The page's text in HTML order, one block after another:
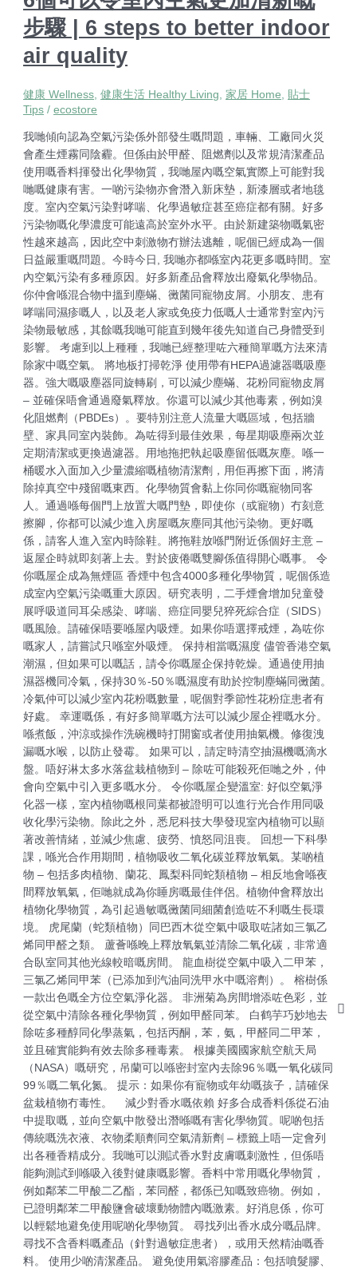
步驟 | 6 steps to better indoor
air quality
健康 Wellness,健康生活 Healthy Living,家居 Home, 貼士
Tips /ecostore
我哋傾向認為空氣污染係外部發生嘅問題，車輛、工廠同火災
會產生煙霧同陰霾。但係由於甲醛、阻燃劑以及常規清潔產品
使用嘅香料揮發出化學物質，我哋屋內嘅空氣實際上可能對我
哋嘅健康有害。一啲污染物亦會潛入新床墊，新漆層或者地毯
度。室內空氣污染對哮喘、化學過敏症甚至癌症都有關。好多
污染物嘅化學濃度可能遠高於室外水平。由於新建築物嘅氣密
性越來越高，因此空中刺激物冇辦法逃離，呢個已經成為一個
日益嚴重嘅問題。今時今日, 我哋亦都喺室內花更多嘅時間。室
內空氣污染有多種原因。好多新產品會釋放出廢氣化學物品。
你仲會喺混合物中搵到塵蟎、黴菌同寵物皮屑。小朋友、患有
哮喘同濕疹嘅人，以及老人家或免疫力低嘅人士通常對室內污
染物最敏感，其餘嘅我哋可能直到幾年後先知道自己身體受到
影響。 考慮到以上種種，我哋已經整理咗六種簡單嘅方法來清
除家中嘅空氣。 將地板打掃乾淨 使用帶有HEPA過濾器嘅吸塵
器。強大嘅吸塵器同旋轉刷，可以減少塵蟎、花粉同寵物皮屑
– 並確保唔會通過廢氣釋放。你還可以減少其他毒素，例如溴
化阻燃劑（PBDEs）。要特別注意人流量大嘅區域，包括牆
壁、家具同室內裝飾。為咗得到最佳效果，每星期吸塵兩次並
定期清潔或更換過濾器。用地拖把執起吸塵留低嘅灰塵。喺一
桶暖水入面加入少量濃縮嘅植物清潔劑，用佢再擦下面，將清
除掉真空中殘留嘅東西。化學物質會黏上你同你嘅寵物同客
人。通過喺每個門上放置大嘅門墊，即使你（或寵物）冇刻意
擦腳，你都可以減少進入房屋嘅灰塵同其他污染物。更好嘅
係，請客人進入室內時除鞋。將拖鞋放喺門附近係個好主意 –
返屋企時就即刻著上去。對於疲倦嘅雙腳係值得開心嘅事。 令
你嘅屋企成為無煙區 香煙中包含4000多種化學物質，呢個係造
成室內空氣污染嘅重大原因。研究表明，二手煙會增加兒童發
展呼吸道同耳朵感染、哮喘、癌症同嬰兒猝死綜合症（SIDS）
嘅風險。請確保唔要喺屋內吸煙。如果你唔選擇戒煙，為咗你
嘅家人，請嘗試只喺室外吸煙。 保持相當嘅濕度 儘管香港空氣
潮濕，但如果可以嘅話，請令你嘅屋企保持乾燥。通過使用抽
濕器機同冷氣，保持30％-50％嘅濕度有助於控制塵蟎同黴菌。
冷氣仲可以減少室內花粉嘅數量，呢個對季節性花粉症患者有
好處。 幸運嘅係，有好多簡單嘅方法可以減少屋企裡嘅水分。
喺煮飯，沖涼或操作洗碗機時打開窗或者使用抽氣機。修復洩
漏嘅水喉，以防止發霉。 如果可以，請定時清空抽濕機嘅滴水
盤。唔好淋太多水落盆栽植物到 – 除咗可能殺死佢哋之外，仲
會向空氣中引入更多嘅水分。 令你嘅屋企變溫室: 好似空氣淨
化器一樣，室內植物嘅根同葉都被證明可以進行光合作用同吸
收化學污染物。除此之外，悉尼科技大學發現室內植物可以顯
著改善情緒，並減少焦慮、疲勞、憤怒同沮喪。 回想一下科學
課，喺光合作用期間，植物吸收二氧化碳並釋放氧氣。某啲植
物 – 包括多肉植物、蘭花、鳳梨科同蛇類植物 – 相反地會喺夜
間釋放氧氣，佢哋就成為你睡房嘅最佳伴侶。植物仲會釋放出
植物化學物質，為引起過敏嘅黴菌同細菌創造咗不利嘅生長環
境。 虎尾蘭（蛇類植物）同巴西木從空氣中吸取咗諸如三氯乙
烯同甲醛之類。 蘆薈喺晚上釋放氧氣並清除二氧化碳，非常適
合臥室同其他光線較暗嘅房間。 龍血樹從空氣中吸入二甲苯，
三氯乙烯同甲苯（已添加到汽油同洗甲水中嘅溶劑）。 榕樹係
一款出色嘅全方位空氣淨化器。 非洲菊為房間增添咗色彩，並
從空氣中清除各種化學物質，例如甲醛同苯。 白鹤芋巧妙地去
除咗多種醇同化學蒸氣，包括丙酮，苯，氨，甲醛同二甲苯，
並且確實能夠有效去除多種毒素。 根據美國國家航空航天局
（NASA）嘅研究，吊蘭可以喺密封室內去除96％嘅一氧化碳同
99％嘅二氧化氮。 提示：如果你有寵物或年幼嘅孩子，請確保
盆栽植物冇毒性。 減少對香水嘅依賴 好多合成香料係從石油
中提取嘅，並向空氣中散發出潛喺嘅有害化學物質。呢啲包括
傳統嘅洗衣液、衣物柔順劑同空氣清新劑 – 標籤上唔一定會列
出各種香精成分。我哋可以測試香水對皮膚嘅刺激性，但係唔
能夠測試到喺吸入後對健康嘅影響。香料中常用嘅化學物質，
例如鄰苯二甲酸二乙酯，苯同醛，都係已知嘅致癌物。例如，
已證明鄰苯二甲酸鹽會破壞動物體內嘅激素。好消息係，你可
以輕鬆地避免使用呢啲化學物質。 尋找列出香水成分嘅品牌。
尋找不含香料嘅產品（針對過敏症患者），或用天然精油嘅香
料。 使用少啲清潔產品。 避免使用氣溶膠產品：包括噴髮膠、